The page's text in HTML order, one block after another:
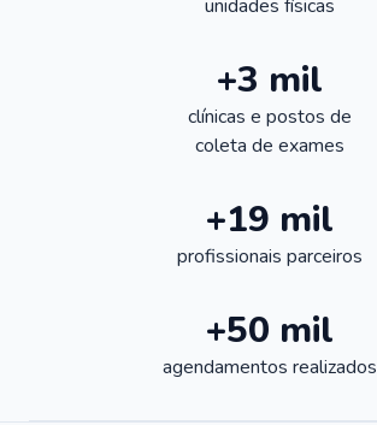
unidades físicas
+3 mil
clínicas e postos de
coleta de exames
+19 mil
profissionais parceiros
+50 mil
agendamentos realizados